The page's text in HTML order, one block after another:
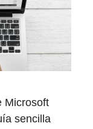
Microsoft
sencilla